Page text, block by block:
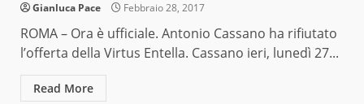
Gianluca Pace Febbraio 28, 2017
ROMA – Ora è ufficiale. Antonio Cassano ha rifiutato
l’offerta della Virtus Entella. Cassano ieri, lunedì 27...
Read More